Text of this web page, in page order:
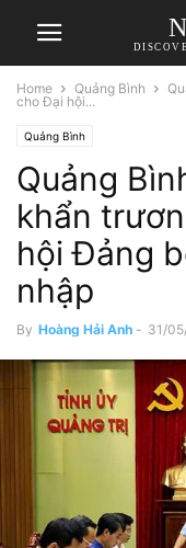
Home Quảng Bình
cho Đại hội...
Quảng Bình
Quảng
khẩn
hội Đảng
nhập
By Hoàng Hải Anh - 31/